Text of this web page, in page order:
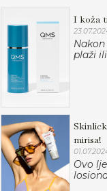
I koža
plaži
mirisa!
Ovo